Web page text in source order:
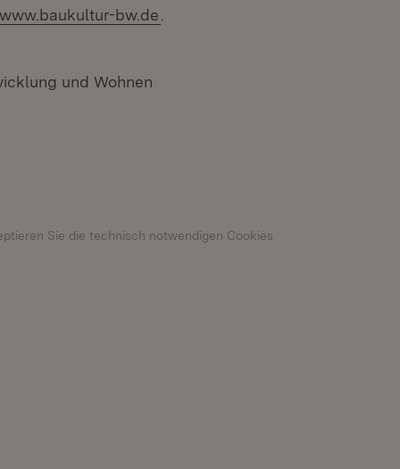
Extern:
www.baukultur-bw.de
und Wohnen
Sie die technisch notwendigen Cookies